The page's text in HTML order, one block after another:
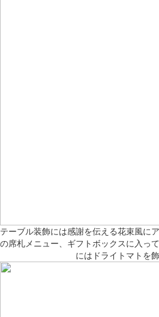
テーブル装飾には感謝を伝える花束風に
の席札メニュー、ギフトボックスに入っ
にはドライトマトを飾